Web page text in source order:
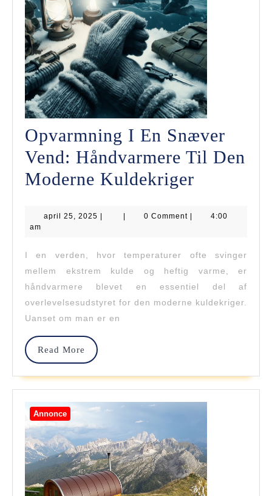
Opvarmning I En Snæver
Vend: Håndvarmere Til Den
Moderne Kuldekriger
En
Vend:
Til
april 25, 2025 april
0 Comment
4:00
am
I en verden, hvor temperaturer ofte svinger
mellem ekstrem kulde og heftig varme, er
håndvarmere blevet en essentiel del af
overlevelsesudstyret for den moderne kuldekriger.
Uanset om man er en
Read More
Read
Annonce